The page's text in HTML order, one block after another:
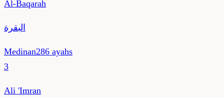
Al-Baqarah
البقرة
Medinan286 ayahs
3
Ali 'Imran